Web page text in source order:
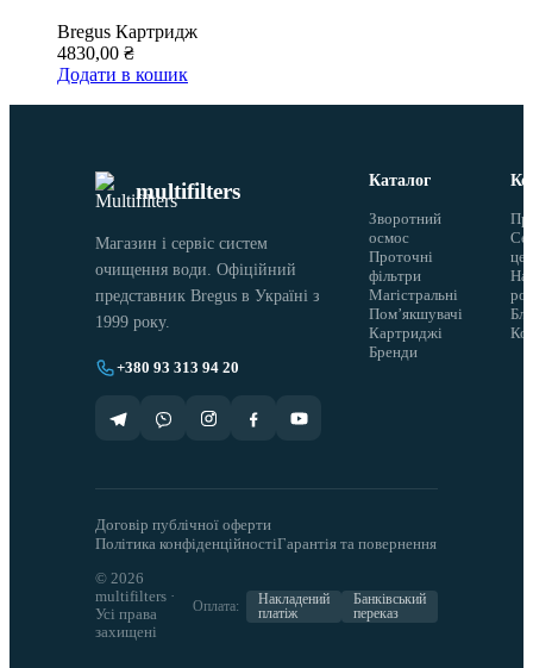
Bregus Картридж
4830,00 ₴
Додати в кошик
multifilters
Магазин і сервіс систем
очищення води. Офіційний
представник Bregus в Україні з
1999 року.
+380 93 313 94 20
Каталог
Зворотний
осмос
Проточні
фільтри
Магістральні
Помʼякшувачі
Картриджі
Бренди
Договір публічної оферти
Політика конфіденційностіГарантія та повернення
© 2026
multifilters ·
Усі права
захищені
Оплата:
Накладений
платіж
Банківський
переказ